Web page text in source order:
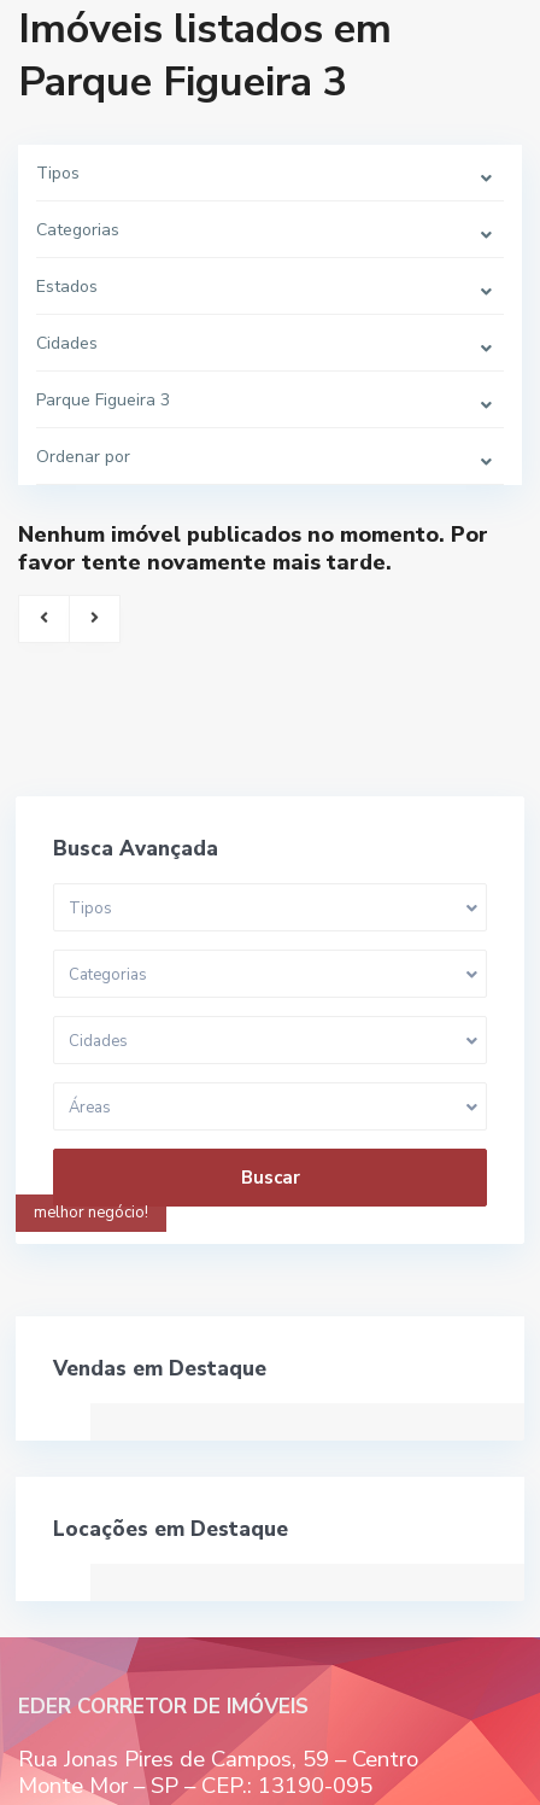
Imóveis listados em
Parque Figueira 3
Tipos
Categorias
Estados
Cidades
Parque Figueira 3
Ordenar por
Nenhum imóvel publicados no momento. Por
favor tente novamente mais tarde.
Busca Avançada
Tipos
Categorias
Cidades
Áreas
Buscar
melhor negócio!
Vendas em Destaque
Locações em Destaque
EDER CORRETOR DE IMÓVEIS
Rua Jonas Pires de Campos, 59 – Centro
Monte Mor – SP – CEP.: 13190-095